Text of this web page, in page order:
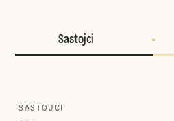
Sastojci
SASTOJCI